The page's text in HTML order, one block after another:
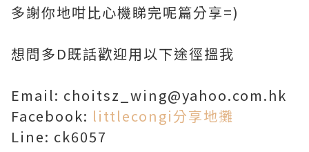
多謝你地咁比心機睇完呢篇分享=)
想問多D既話歡迎用以下途徑搵我
Email: choitsz_wing@yahoo.com.hk
Facebook: littlecongi分享地攤
Line: ck6057